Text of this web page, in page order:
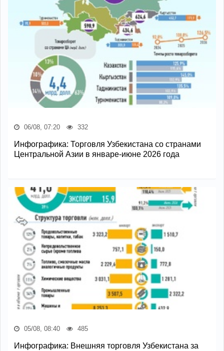
06/08, 07:20 332
Инфографика: Торговля Узбекистана со странами
Центральной Азии в январе-июне 2026 года
05/08, 08:40 485
Инфографика: Внешняя торговля Узбекистана за